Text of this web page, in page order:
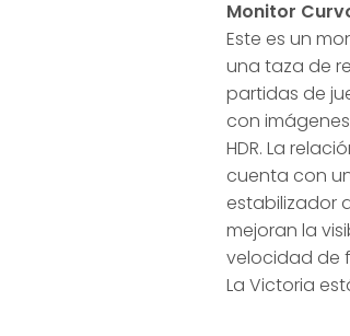
i
c
i
a
e
Monitor
Este es un
una taza de
partidas de
con
HDR. La
cuenta con
estabilizador
mejoran la
velocidad de
La Victoria